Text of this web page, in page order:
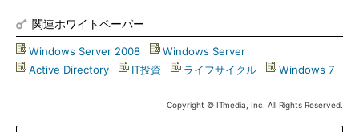
関連ホワイトペーパー
Windows Server 2008 Windows Server
Active Directory
IT投資 ライフサイクル Windows 7
Copyright © ITmedia, Inc. All Rights Reserved.